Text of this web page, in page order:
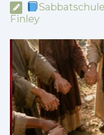
Finley